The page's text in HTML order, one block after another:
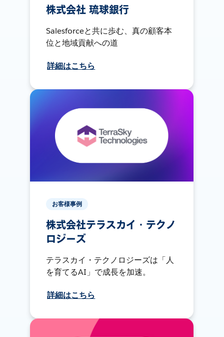
株式会社 琉球銀行
Salesforceと共に歩む、真の顧客本
位と地域貢献への道
詳細はこちら
お客様事例
株式会社テラスカイ・テクノ
ロジーズ
テラスカイ・テクノロジーズは「人
を育てるAI」で成長を加速。
詳細はこちら